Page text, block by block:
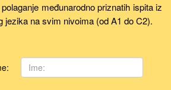
međunarodno priznatih ispita iz
jezika na svim nivoima (od A1 do C2).